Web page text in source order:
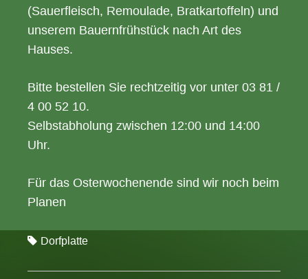
(Sauerfleisch, Remoulade, Bratkartoffeln) und
unserem Bauernfrühstück nach Art des
Hauses.
Bitte bestellen Sie rechtzeitig vor unter 03 81 /
4 00 52 10.
Selbstabholung zwischen 12:00 und 14:00
Uhr.
Für das Osterwochenende sind wir noch beim
Planen
Dorfplatte